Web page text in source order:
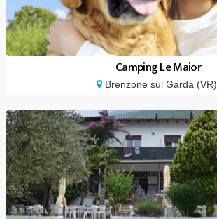
Camping Le Maior
Brenzone sul Garda (VR)